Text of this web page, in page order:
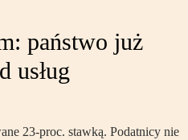
państwo już
usług
23-proc. stawką. Podatnicy nie